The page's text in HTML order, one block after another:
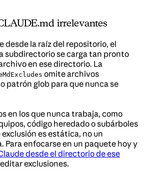
irrelevantes
desde la raíz del repositorio, el
subdirectorio se carga tan pronto
en ese directorio. La
omite archivos
patrón glob para que nunca se
en los que nunca trabaja, como
código heredado o subárboles
es estática, no un
Para enfocarse en un paquete hoy y
desde el directorio de ese
exclusiones.